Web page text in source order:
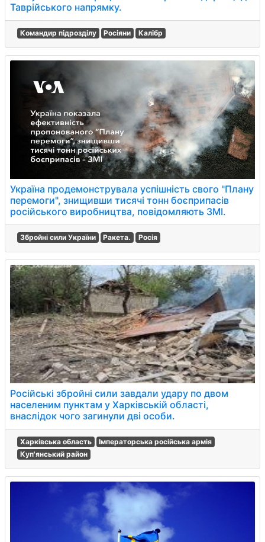
Таврійського напрямку.
Командир підрозділу Росіяни Калібр
Україна продемонструвала успішність свого "Плану
перемоги", знищивши тисячі тонн боєприпасів
російського виробництва, повідомляють ЗМІ.
Збройні сили України Ракета. Росія
Російські збройні сили завдали удару по двом
населеним пунктам у Харківській області,
внаслідок чого загинули дві особи.
Харківська область
Імператорська російська армія
Куп'янський район